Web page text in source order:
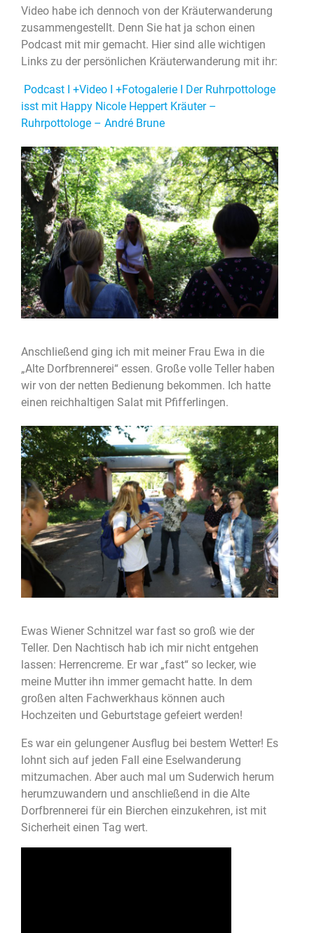
Video habe ich dennoch von der Kräuterwanderung
zusammengestellt. Denn Sie hat ja schon einen
Podcast mit mir gemacht. Hier sind alle wichtigen
Links zu der persönlichen Kräuterwanderung mit ihr:
Podcast I +Video I +Fotogalerie I Der Ruhrpottologe
isst mit Happy Nicole Heppert Kräuter –
Ruhrpottologe – André Brune
Anschließend ging ich mit meiner Frau Ewa in die
„Alte Dorfbrennerei“ essen. Große volle Teller haben
wir von der netten Bedienung bekommen. Ich hatte
einen reichhaltigen Salat mit Pfifferlingen.
Ewas Wiener Schnitzel war fast so groß wie der
Teller. Den Nachtisch hab ich mir nicht entgehen
lassen: Herrencreme. Er war „fast“ so lecker, wie
meine Mutter ihn immer gemacht hatte. In dem
großen alten Fachwerkhaus können auch
Hochzeiten und Geburtstage gefeiert werden!
Es war ein gelungener Ausflug bei bestem Wetter! Es
lohnt sich auf jeden Fall eine Eselwanderung
mitzumachen. Aber auch mal um Suderwich herum
herumzuwandern und anschließend in die Alte
Dorfbrennerei für ein Bierchen einzukehren, ist mit
Sicherheit einen Tag wert.